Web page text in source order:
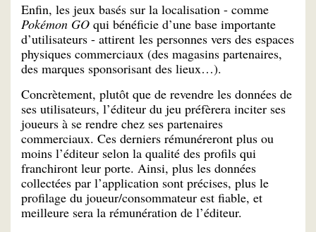
Enfin, les jeux basés sur la localisation - comme
Pokémon GO qui bénéficie d’une base importante
d’utilisateurs - attirent les personnes vers des espaces
physiques commerciaux (des magasins partenaires,
des marques sponsorisant des lieux…).
Concrètement, plutôt que de revendre les données de
ses utilisateurs, l’éditeur du jeu préfèrera inciter ses
joueurs à se rendre chez ses partenaires
commerciaux. Ces derniers rémunéreront plus ou
moins l’éditeur selon la qualité des profils qui
franchiront leur porte. Ainsi, plus les données
collectées par l’application sont précises, plus le
profilage du joueur/consommateur est fiable, et
meilleure sera la rémunération de l’éditeur.